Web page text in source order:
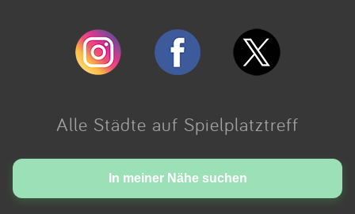
In meiner Nähe suchen
Alle Städte auf Spielplatztreff
Made with love in Cologne.